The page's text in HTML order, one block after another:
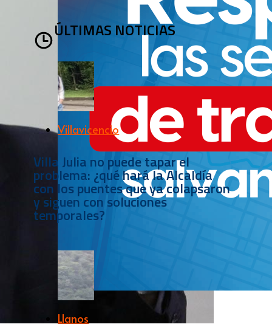
ÚLTIMAS NOTICIAS
Villavicencio
Villa Julia no puede tapar el
problema: ¿qué hará la Alcaldía
con los puentes que ya colapsaron
y siguen con soluciones
temporales?
Llanos